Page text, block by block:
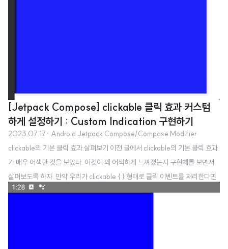
[Jetpack Compose] clickable 클릭 효과 커스텀
하게 설정하기 : Custom Indication 구현하기
2023.07.17 · Android Jetpack Compose/Compose Modifier
clickable의 기본 클릭 효과 살펴보기 이전 글에서 clickable의 기본 클릭 효과
가 매우 어색한 것을 보았다. 이것이 왜 어색하게 느껴졌는지 구현체를 보면서
살펴보도록 하자. 만약 우리가 clickable { } 형태로 클릭 이벤트를 처리한다면
이 내부에서는 DefaultDebugIndication이란 클릭 효과를 사용한다. 그리고